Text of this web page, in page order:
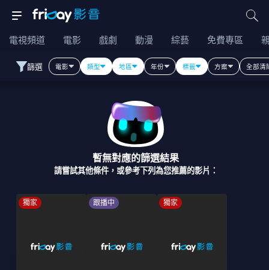
電視頻道 電影 戲劇 動漫 綜藝 免費專區
篩選 電影 類型 地區 年份 標籤 方案 全部清
暫無對應的篩選結果
請嘗試其他條件，或參考下列為您推薦的影片：
獨家 跟播中 獨家